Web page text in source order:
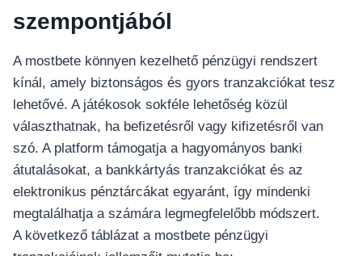
szempontjából
A mostbete könnyen kezelhető pénzügyi rendszert
kínál, amely biztonságos és gyors tranzakciókat tesz
lehetővé. A játékosok sokféle lehetőség közül
választhatnak, ha befizetésről vagy kifizetésről van
szó. A platform támogatja a hagyományos banki
átutalásokat, a bankkártyás tranzakciókat és az
elektronikus pénztárcákat egyaránt, így mindenki
megtalálhatja a számára legmegfelelőbb módszert.
A következő táblázat a mostbete pénzügyi